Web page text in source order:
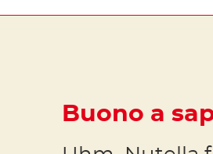
Buono a